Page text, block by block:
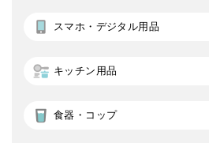
スマホ・デジタル用品
キッチン用品
食器・コップ